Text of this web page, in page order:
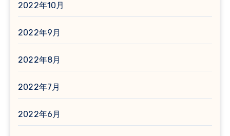
2022年10月
2022年9月
2022年8月
2022年7月
2022年6月